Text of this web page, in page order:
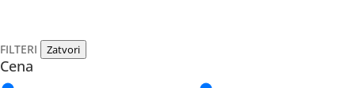
FILTERI Zatvori
Cena